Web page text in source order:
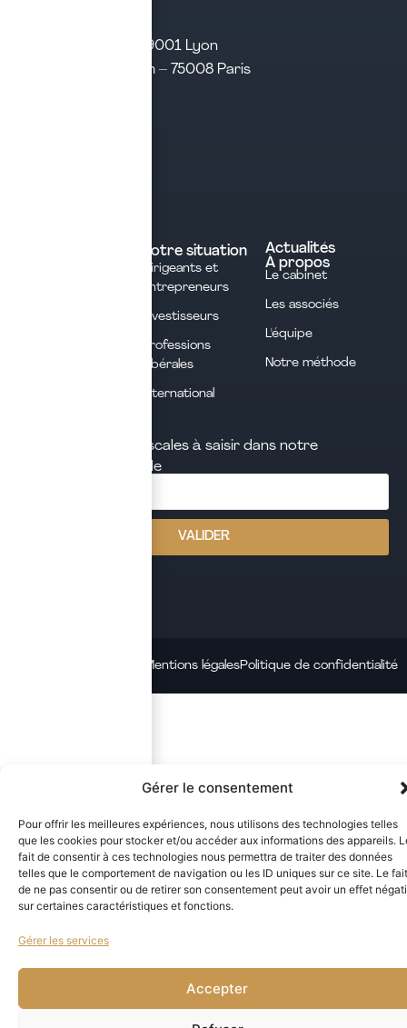
Gérer le consentement
Pour offrir les meilleures expériences, nous utilisons des technologies telles
que les cookies pour stocker et/ou accéder aux informations des appareils.
fait de consentir à ces technologies nous permettra de traiter des données
telles que le comportement de navigation ou les ID uniques sur ce site. Le fait
de ne pas consentir ou de retirer son consentement peut avoir un effet
sur certaines caractéristiques et fonctions.
Gérer les services
Accepter
21 rue d’Algérie – 69001 Lyon
31 rue d’Amsterdam – 75008 Paris
Votre situation
Dirigeants et
Entrepreneurs
Investisseurs
Professions
Libérales
International
Actualités
À propos
Le cabinet
Les associés
L'équipe
Notre méthode
Les opportunités fiscales à saisir dans notre
newsletter mensuelle
j'ai lu et j'accepte la politique de confidentialité de ce site
VALIDER
Mentions légalesPolitique de confidentialité